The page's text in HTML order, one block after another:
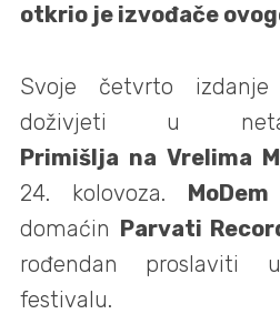
otkrio je izvođače
Svoje četvrto
doživjeti u
Primišlja na Vrelima
24. kolovoza. MoDem
domaćin Parvati
rođendan proslaviti
festivalu.